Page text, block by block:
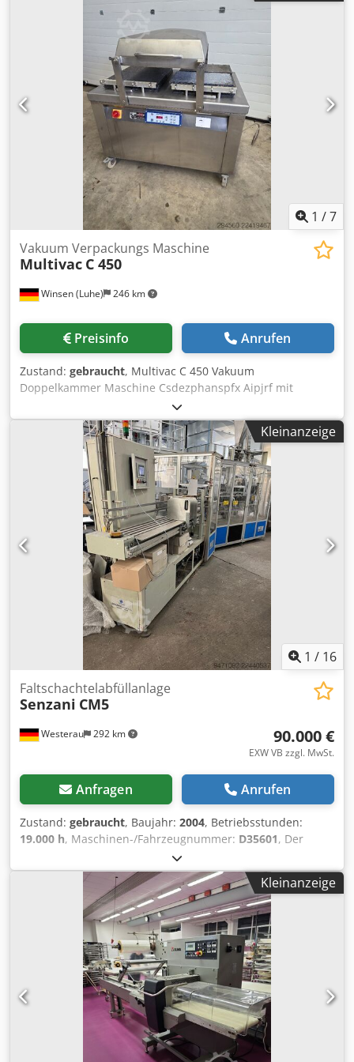
Becher/Schale für 4 Becher/Einheit Becherfolie: weiß,
farbig, transparentes PS Fruchtzubereitung: Einzelbecher,
2 verschiedene Geschmacksrichtungen Produktsortiment:
Activia, Light&Free, Oikos, Joghurt Zustand: gut
Unterstandort: E3 Crjdpfszmai Nox Aipof
1 /7
Winsen (Luhe) 246 km
Vakuum Verpackungs Maschine
Multivac C 450
Preisinfo Anrufen
Zustand: gebraucht, Multivac C 450 Vakuum
Doppelkammer Maschine Csdezphanspfx Aipjrf mit
Kleinanzeige
1 / 16
Westerau 292 km
Faltschachtelabfüllanlage
Senzani CM5
90.000 €
EXW VB zzgl. MwSt.
Anfragen Anrufen
Zustand: gebraucht, Baujahr: 2004, Betriebsstunden:
19.000 h, Maschinen-/Fahrzeugnummer: D35601, Der
Senzani CM5 ist eine kontinuierlich laufende, vertikale
Kartoniermaschine von Senzani Brevetti, die speziell für
das präzise Verpacken von Stückgütern wie Kapseln,
Beuteln oder kleineren verpackten Artikeln in vorgeleimte
Faltschachteln entwickelt wurde. Maschinenmerkmale
Arbeitsweise: Kontinuierliche Bewegung (Continuous
Motion) für hohe Prozessstabilität. Anwendung: Vertikales
Befüllen von vorgeleimten Kartons, oft kombiniert mit
Zähl- und Dosiersystemen (Kaffee- oder Teekapseln,
Rasen, Müsli oder Tierfutter). Crsdezp Iw Hepfx Aipof
Integration: Nahtlose Einbindung in vollautomatische
Primär- und Sekundärverpackungslinien möglich. Die
Anlage lief knapp 19 Jahre bei der Flechtorfer Mühle und
Kleinanzeige